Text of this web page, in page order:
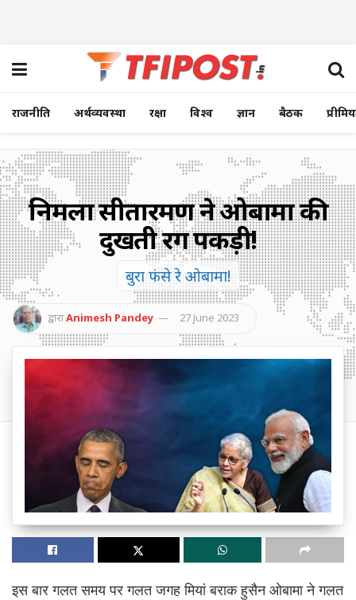
राजनीति अर्थव्यवस्था रक्षा विश्व ज्ञान बैठक
निर्मला सीतारमण ने ओबामा की
दुखती रग पकड़ी!
बुरा फंसे रे ओबामा!
द्वाराAnimesh Pandey 27 June 2023
इस बार गलत समय पर गलत जगह मियां बराक हुसैन ओबामा ने गलत